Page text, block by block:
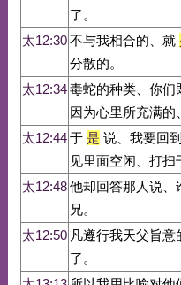
了。
太12:30不与我相合的、就
分散的。
太12:34毒蛇的种类、你们
因为心里所充满的
太12:44于 是 说、我要回
见里面空闲、打扫
太12:48他却回答那人说、
兄。
太12:50 凡遵行我天父旨意
了。